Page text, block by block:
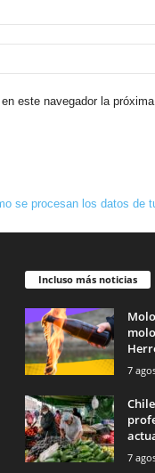
este navegador la
se procesan los datos de
Incluso más noticias
7
7